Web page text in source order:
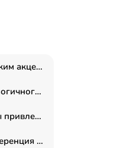
Коммуникации с древнегреческим акцентом: медиаменеджер и журналист Владимир Дергачев запустил коммуникационное агентство «Сократ 2.0»
От логистики до высокотехнологичного производства: как основатель “гагаринга” выстраивает экосистему безопасности и гражданских БПЛА
Эксперты обсудили механизмы привлечения молодых специалистов в промышленные города
Переговоры в рамке: как конференция «Бизнес как искусство» переформатирует деловой этикет в стенах ТПП РФ